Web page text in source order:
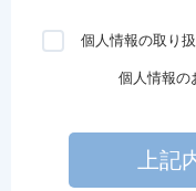
個人情報の取り
個人情報の
上記